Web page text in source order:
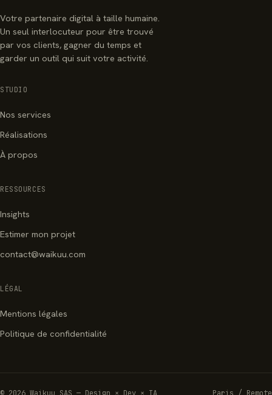
Votre partenaire digital à taille humaine.
Un seul interlocuteur pour être trouvé
par vos clients, gagner du temps et
garder un outil qui suit votre activité.
STUDIO
Nos services
Réalisations
À propos
RESSOURCES
Insights
Estimer mon projet
contact@waikuu.com
LÉGAL
Mentions légales
Politique de confidentialité